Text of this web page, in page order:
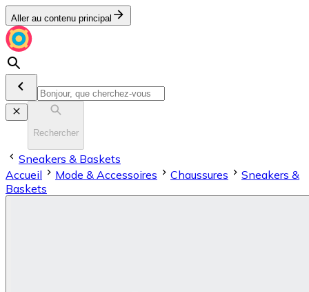
Aller au contenu principal
Rechercher
Sneakers & Baskets
Accueil
Mode & Accessoires Chaussures
Sneakers &
Baskets